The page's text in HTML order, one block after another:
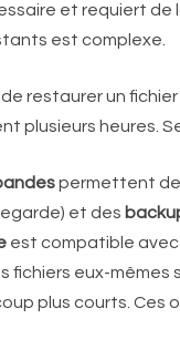
et requiert de
est complexe.
restaurer un
plusieurs heures.
permettent
et des
est compatible
fichiers eux-
plus courts. Ces